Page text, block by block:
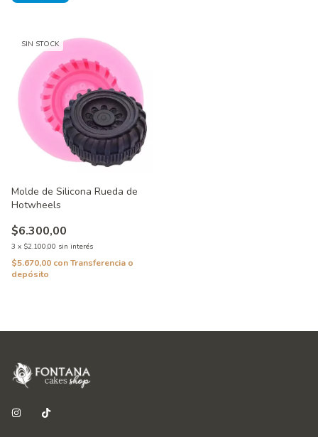
SIN STOCK
Molde de Silicona Rueda de
Hotwheels
$6.300,00
3 x $2.100,00 sin interés
$5.670,00 conTransferencia o
depósito